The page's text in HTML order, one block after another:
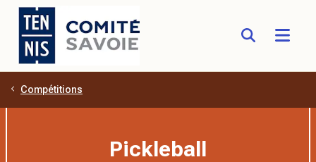
Aller au contenu principal
Compétitions
Pickleball